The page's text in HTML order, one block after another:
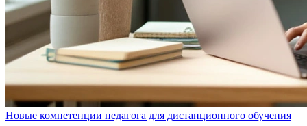
Новые компетенции педагога для дистанционного обучения